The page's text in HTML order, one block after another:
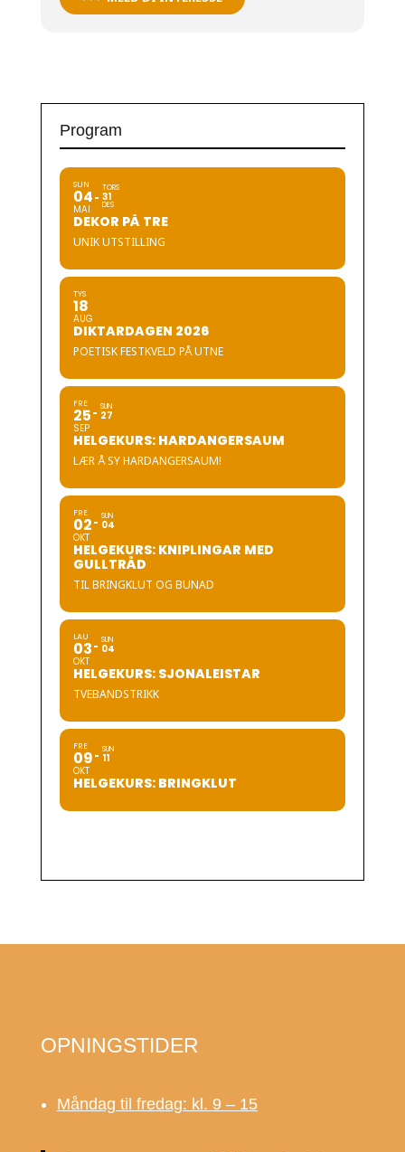
Program
SUN
04
MAI
TORS
31
DES
DEKOR PÅ TRE
UNIK UTSTILLING
TYS
18
AUG
DIKTARDAGEN 2026
POETISK FESTKVELD PÅ UTNE
FRE
25
SEP
SUN
27
HELGEKURS: HARDANGERSAUM
LÆR Å SY HARDANGERSAUM!
FRE
02
OKT
SUN
04
HELGEKURS: KNIPLINGAR MED
GULLTRÅD
TIL BRINGKLUT OG BUNAD
LAU
03
OKT
SUN
04
HELGEKURS: SJONALEISTAR
TVEBANDSTRIKK
FRE
09
OKT
SUN
11
HELGEKURS: BRINGKLUT
OPNINGSTIDER
Måndag til fredag: kl. 9 – 15